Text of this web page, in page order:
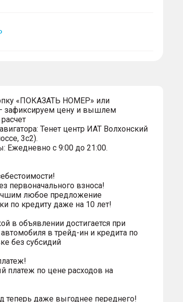
«ПОКАЗАТЬ НОМЕР» или
зафиксируем цену и вышлем
Тенет центр ИАТ Волхонский
3с2).
Ежедневно с 9:00 до 21:00.
первоначального взноса!
любое предложение
по кредиту даже на 10 лет!
в объявлении достигается при
в трейд-ин и кредита по
без субсидий
платеж по цене расходов на
теперь даже выгоднее переднего!